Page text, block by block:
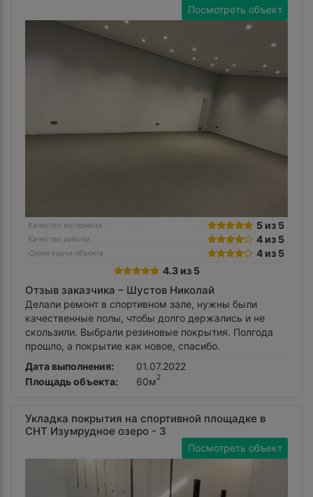
Посмотреть объект
Качество материала 5 из 5
Качество работы 4 из 5
Сроки сдачи объекта
4 из 5
4.3 из 5
Отзыв заказчика – Шустов Николай
Делали ремонт в спортивном зале, нужны были
качественные полы, чтобы долго держались и не
скользили. Выбрали резиновые покрытия. Полгода
прошло, а покрытие как новое, спасибо.
Дата выполнения:
01.07.2022
Площадь объекта:
60м2
Укладка покрытия на спортивной площадке в
СНТ Изумрудное озеро - 3
Посмотреть объект